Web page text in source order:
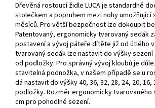
Dřevěná rostoucí židle LUCA je standardně
stolečkem a popruhem mezi nohy umožňující
měsíců. Pro větší bezpečnost lze dokoupit
Patentovaný, ergonomicky tvarovaný sedák
postavení a vývoj páteře dítěte již od útlého
tvarovaný sedák lze nastavit do výšky sezení
od podložky. Pro správný vývoj kloubů je
stavitelná podnožka, v našem případě se u
dá nastavit do výšky 40, 36, 32, 28, 24, 20, 16,
podložky. Rozměr ergonomicky tvarovaného
cm pro pohodlné sezení.